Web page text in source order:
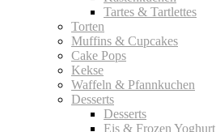
Tartes & Tartlettes
Torten
Muffins & Cupcakes
Cake Pops
Kekse
Waffeln & Pfannkuchen
Desserts
Desserts
Eis & Frozen Yoghurt